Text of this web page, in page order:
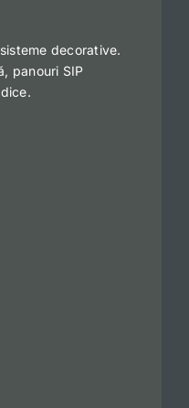
decorative.
panouri SIP